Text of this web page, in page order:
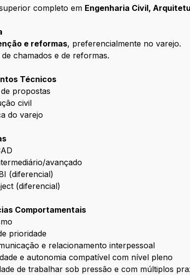
completo em Engenharia Civil,
e reformas, preferencialmente no varejo.
chamados e de reformas.
Técnicos
propostas
civil
do varejo
avançado
(diferencial)
(diferencial)
Comportamentais
prioridade
e relacionamento interpessoal
e autonomia compatível com nível pleno
de trabalhar sob pressão e com múltiplos